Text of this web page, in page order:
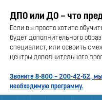
ДПО или ДО – что
Если вы просто хотите
будет дополнительного
специалист, или освоить
центры дополнительного
Звоните 8-800 – 200-42-62,
необходимую программу.